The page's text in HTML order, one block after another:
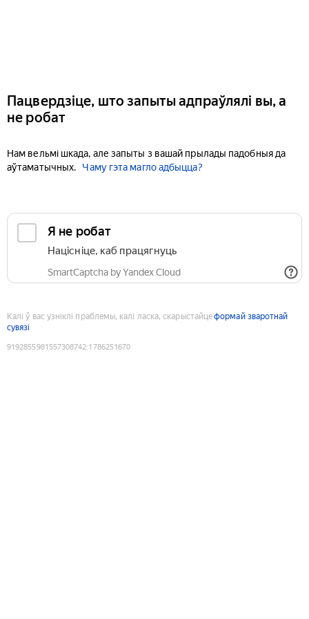
Пацвердзіце, што запыты адпраўлялі вы, а
не робат
Нам вельмі шкада, але запыты з вашай прылады падобныя да
аўтаматычных.
Чаму гэта магло адбыцца?
Я не робат
Націсніце, каб працягнуць
SmartCaptcha by Yandex Cloud
Калі ў вас узніклі праблемы, калі ласка, скарыстайцеформай зваротнай
сувязі
9192855981557308742:1786251670